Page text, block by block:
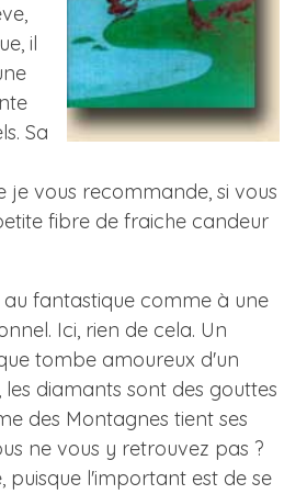
il
Sa
je vous recommande, si vous
fibre de fraiche candeur
fantastique comme à une
Ici, rien de cela. Un
tombe amoureux d'un
diamants sont des gouttes
des Montagnes tient ses
ne vous y retrouvez pas ?
puisque l'important est de se